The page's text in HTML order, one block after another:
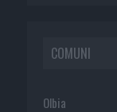
COMUNI
Olbia